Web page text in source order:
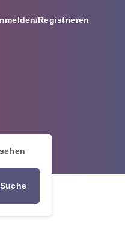
Registrieren
Suche